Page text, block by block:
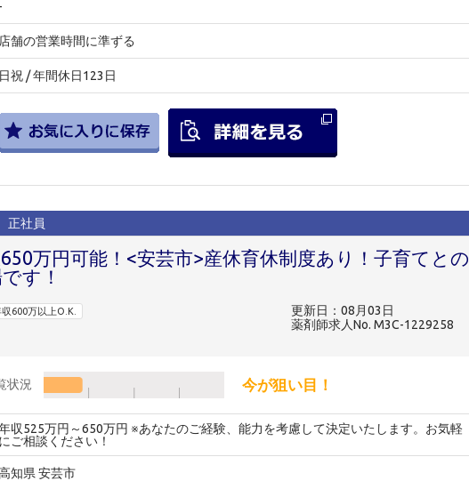
-
店舗の営業時間に準ずる
日祝 / 年間休日123日
正社員
万円可能！<安芸市>産休育休制度あり！子育てとの
す！
収600万以上O.K.
更新日：08月03日
薬剤師求人No. M3C-1229258
状況 今が狙い目！
収525万円～650万円 ※あなたのご経験、能力を考慮して決定いたします。お気軽
にご相談ください！
知県 安芸市